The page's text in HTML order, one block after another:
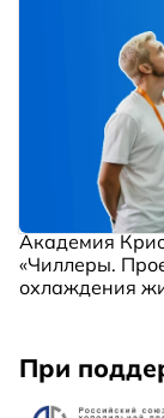
Академия
«Чиллеры.
охлаждения
При